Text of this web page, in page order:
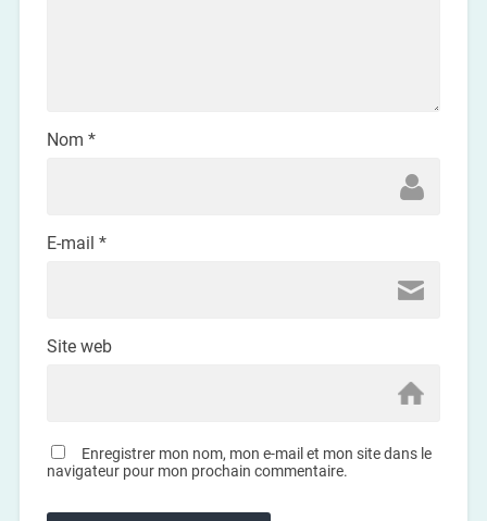
Nom *
E-mail *
Site web
Enregistrer mon nom, mon e-mail et mon site dans le
navigateur pour mon prochain commentaire.